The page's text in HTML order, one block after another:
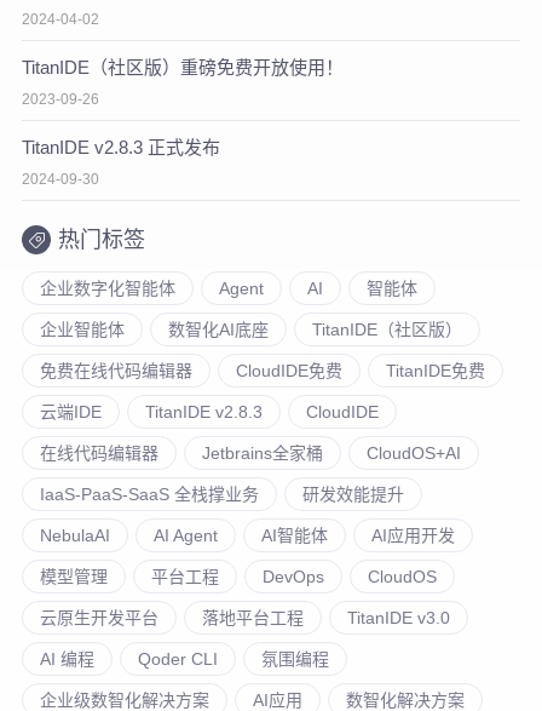
2024-04-02
TitanIDE（社区版）重磅免费开放使用！
2023-09-26
TitanIDE v2.8.3 正式发布
2024-09-30
热门标签
企业数字化智能体 Agent AI 智能体
企业智能体 数智化AI底座 TitanIDE（社区版）
免费在线代码编辑器 CloudIDE免费 TitanIDE免费
云端IDE TitanIDE v2.8.3 CloudIDE
在线代码编辑器 Jetbrains全家桶 CloudOS+AI
IaaS-PaaS-SaaS 全栈撑业务 研发效能提升
NebulaAI AI Agent AI智能体 AI应用开发
模型管理 平台工程 DevOps CloudOS
云原生开发平台 落地平台工程 TitanIDE v3.0
AI 编程 Qoder CLI 氛围编程
企业级数智化解决方案 AI应用 数智化解决方案